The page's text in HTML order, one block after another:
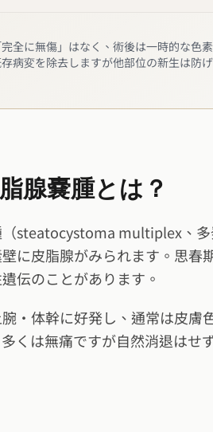
全に無傷」はなく、術後は一時的な色
病変を除去しますが他部位の新生は防
腺嚢腫とは？
steatocystoma multiplex、
に皮脂腺がみられます。思
伝のことがあります。
・体幹に好発し、通常は皮
くは無痛ですが自然消退は